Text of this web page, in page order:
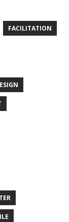
FACILITATION